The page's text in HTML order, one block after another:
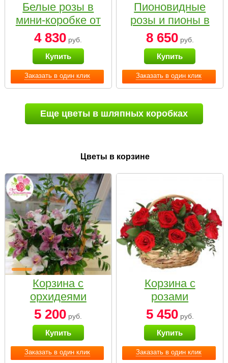
Заказать в один клик
Белые розы в
мини-коробке от
Bella Fiori
4 830 руб.
Купить
Заказать в один клик
Пионовидные
розы и пионы в
белой коробке
Small
8 650руб.
Купить
Еще цветы в шляпных коробках
Цветы в корзине
Заказать в один клик
Корзина с
орхидеями
малая
5 200 руб.
Купить
Заказать в один клик
Корзина с
розами
«Красный
Париж»
5 450руб.
Купить